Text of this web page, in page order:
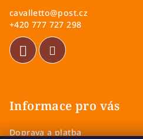
cavalletto@post.cz
+420 777 727 298
Informace pro vás
Doprava a platba